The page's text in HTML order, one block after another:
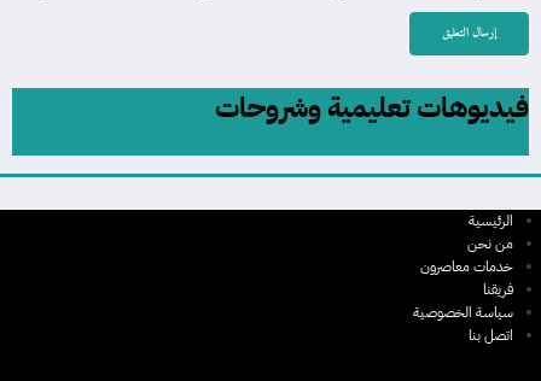
فيديوهات تعليمية وشروحات
الرئيسية
من نحن
خدمات معاصرون
فريقنا
سياسة الخصوصية
اتصل بنا